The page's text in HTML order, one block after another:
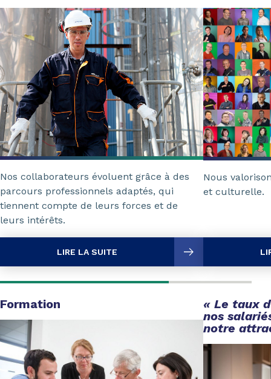
Nos collaborateurs évoluent grâce à des
parcours professionnels adaptés, qui
tiennent compte de leurs forces et de
leurs intérêts.
LIRE LA SUITE
Nous
et culturelle.
Formation
« Le taux
nos
notre